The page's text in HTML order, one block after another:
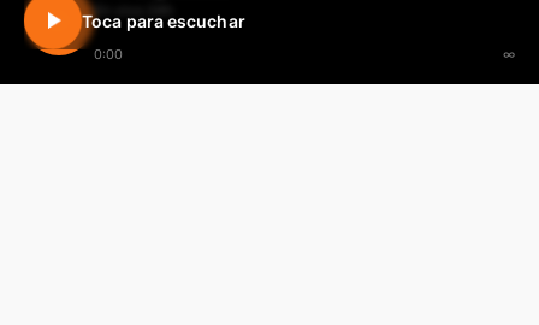
En vivo 24h
0:00 ∞
Toca para escuchar